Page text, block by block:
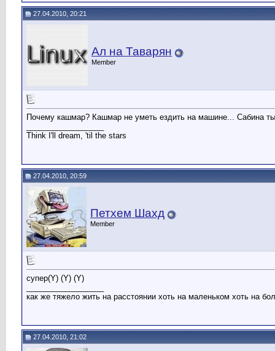
27.04.2010, 20:21
Ал на Таварян
Member
Почему кашмар? Кашмар не уметь ездить на машине... Сабина
Think I'll dream, 'til the stars
27.04.2010, 20:59
Петхем Шахд
Member
супер(Y) (Y) (Y)
как же тяжело жить на расстоянии хоть на маленьком хоть на
27.04.2010, 21:02